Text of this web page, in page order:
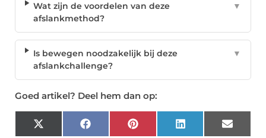
Wat zijn de voordelen van deze
afslankmethod?
▼
Is bewegen noodzakelijk bij deze
afslankchallenge?
▼
Goed artikel? Deel hem dan op:
X Facebook Pinterest LinkedIn Email